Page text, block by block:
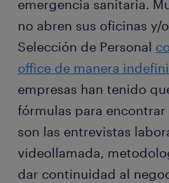
emergencia sanitaria.
no abren sus oficinas y/
Selección de Personal
office de manera
empresas han tenido
fórmulas para
son las entrevistas
videollamada,
dar continuidad al